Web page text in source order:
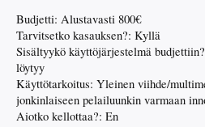
Budjetti: Alustavasti 800€
Tarvitsetko kasauksen?: Kyllä
Sisältyykö käyttöjärjestelmä
löytyy
Käyttötarkoitus: Yleinen viihde/
jonkinlaiseen pelailuunkin varmaan
Aiotko kellottaa?: En